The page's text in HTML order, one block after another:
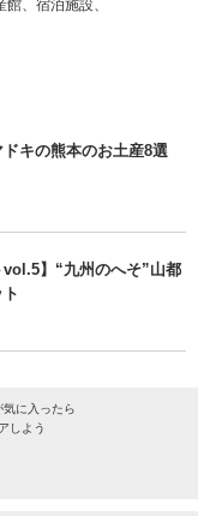
、宿泊施設、
キの熊本のお土産8選
vol.5】“九州のへそ”山都
気に入ったら
しよう